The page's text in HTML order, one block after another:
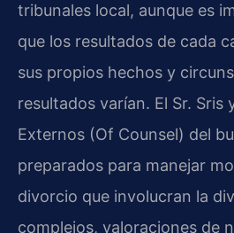
tribunales local, aunque es
que los resultados de cada
sus propios hechos y
resultados varían. El Sr. Sris
Externos (Of Counsel) del
preparados para manejar
divorcio que involucran la
complejos, valoraciones de